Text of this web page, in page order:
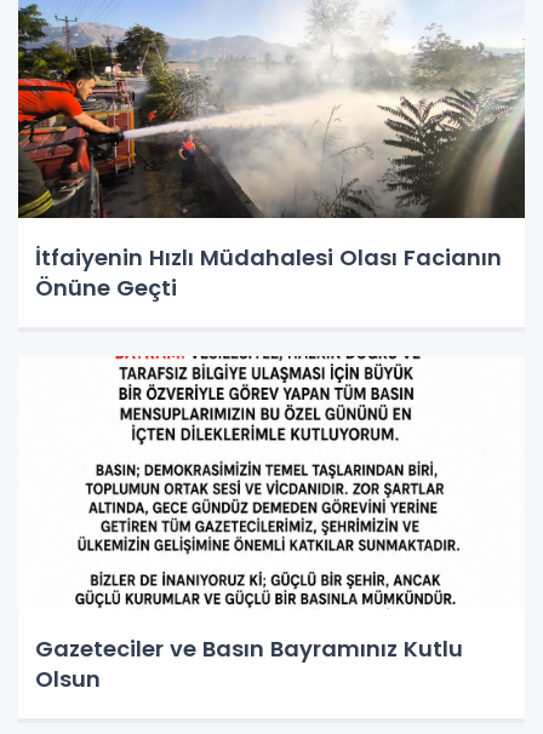
İtfaiyenin Hızlı Müdahalesi Olası Facianın
Önüne Geçti
Gazeteciler ve Basın Bayramınız Kutlu
Olsun